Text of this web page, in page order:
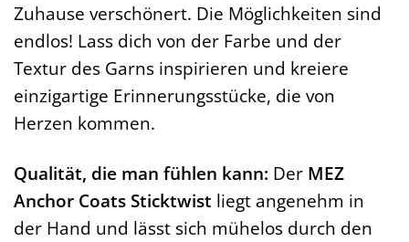
Zuhause verschönert. Die Möglichkeiten sind
endlos! Lass dich von der Farbe und der
Textur des Garns inspirieren und kreiere
einzigartige Erinnerungsstücke, die von
Herzen kommen.
Qualität, die man fühlen kann: Der MEZ
Anchor Coats Sticktwist liegt angenehm in
der Hand und lässt sich mühelos durch den